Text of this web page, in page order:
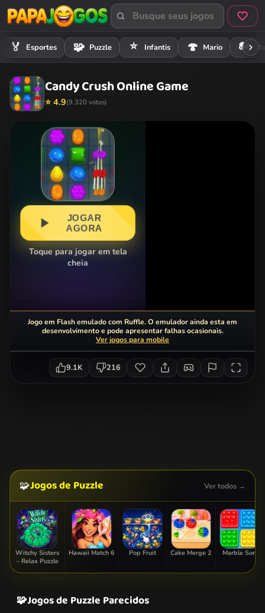
🏅 Esportes 🧩 Puzzle ⭐ Infantis 🍄 Mario 🏍️
Candy Crush Online Game
⭐ 4.9(9.320 votos)
JOGAR
AGORA
Toque para jogar em tela
cheia
Jogo em Flash emulado com Ruffle. O emulador ainda esta em
desenvolvimento e pode apresentar falhas ocasionais.
Ver jogos para mobile
9.1K 216
🧩Jogos de Puzzle Ver todos →
Witchy Sisters
– Relax Puzzle
Hawaii Match 6 Pop Fruit Cake Merge 2 Marble Sort
🧩Jogos de Puzzle Parecidos